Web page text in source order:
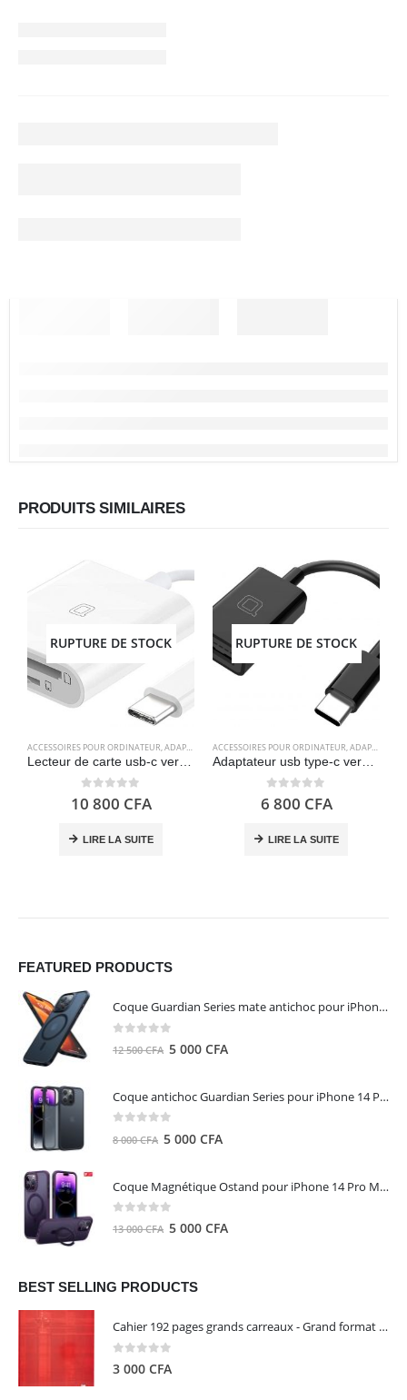
PRODUITS SIMILAIRES
RUPTURE DE STOCK
ACCESSOIRES POUR ORDINATEUR,ADAPTATEURS ,ELECTRONIQUES
Lecteur de carte usb-c vers SD / MicroSD – Nonda
0 out of 5
10 800 CFA
LIRE LA SUITE
RUPTURE DE STOCK
ACCESSOIRES POUR ORDINATEUR,ADAPTATEURS
Adaptateur usb type-c vers usb 3.0, adaptateur thunderbolt 3 vers usb femelle – Noir – Nonda
0 out of 5
6 800 CFA
LIRE LA SUITE
FEATURED PRODUCTS
Coque Guardian Series mate antichoc pour iPhone 15 Pro Max avec Magsafe Noir - Torras
12 500CFA Le
500 CFA.
5 000 CFA
Coque antichoc Guardian Series pour iPhone 14 Pro Max - TORRAS
8 000CFA Le
était :
000 CFA.
5 000 CFA
000 CFA.
Coque Magnétique Ostand pour iPhone 14 Pro Max - Violet Foncé - TORRAS
13 000CFA Le
était :
000 CFA.
5 000 CFA
000 CFA.
BEST SELLING PRODUCTS
Cahier 192 pages grands carreaux - Grand format - Brochure dos toilé - 24x32 cm - Papier blanc 90 g - Couverture carte pelliculée couleur aléatoire - Clairefontaine
3 000 CFA